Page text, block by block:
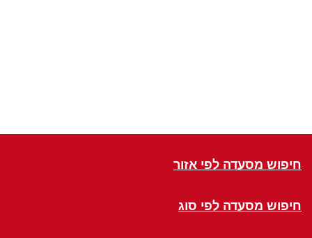
חיפוש מסעדה לפי אזור
חיפוש מסעדה לפי סוג